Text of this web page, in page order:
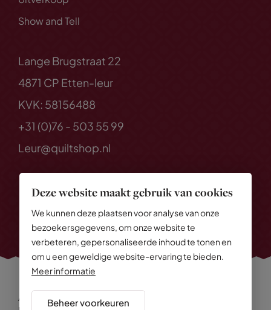
Deze website maakt gebruik van cookies
We kunnen deze plaatsen voor analyse van onze
bezoekersgegevens, om onze website te
verbeteren, gepersonaliseerde inhoud te tonen en
om u een geweldige website-ervaring te bieden.
Meer informatie
Beheer voorkeuren
Show and Tell
Lange Brugstraat 22
4871 CP Etten-leur
KVK: 58156488
+31 (0)76 - 503 55 99
Leur@quiltshop.nl
Alle rechten voorbehouden